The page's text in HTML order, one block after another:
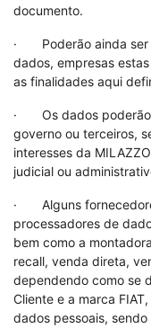
documento.
· Poderão ainda ser
dados, empresas
as finalidades aqui
· Os dados poderão
governo ou terceiros,
interesses da
judicial ou
· Alguns
processadores de
bem como a
recall, venda direta,
dependendo como se
Cliente e a marca
dados pessoais,